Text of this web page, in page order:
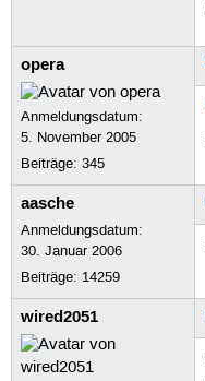
opera
Anmeldungsdatum:
5. November 2005
Beiträge:345
aasche
Anmeldungsdatum:
30. Januar 2006
Beiträge: 14259
wired2051